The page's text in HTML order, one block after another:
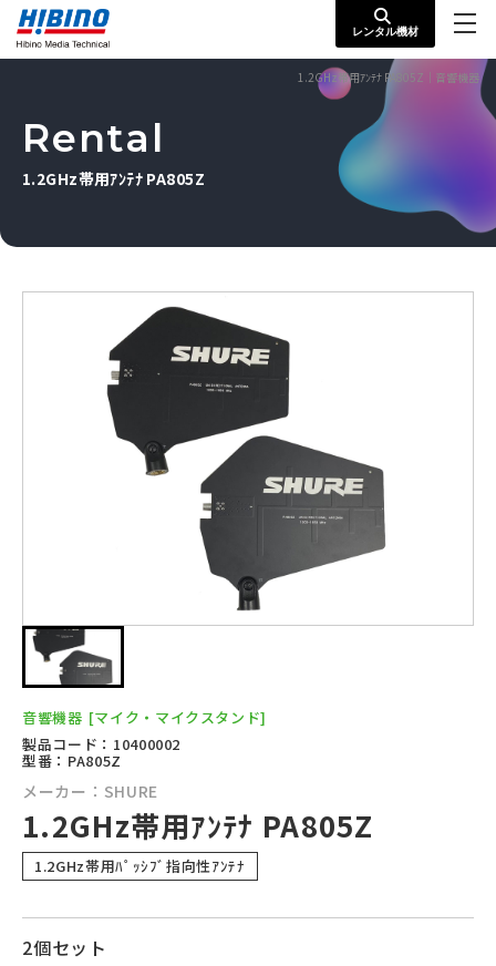
レンタル機材
1.2GHz帯用ｱﾝﾃﾅ PA805Z｜音響機器
Rental
1.2GHz帯用ｱﾝﾃﾅ PA805Z
音響機器 [マイク・マイクスタンド]
製品コード：10400002
型番：PA805Z
メーカー：SHURE
1.2GHz帯用ｱﾝﾃﾅ PA805Z
1.2GHz帯用ﾊﾟｯｼﾌﾞ指向性ｱﾝﾃﾅ
2個セット